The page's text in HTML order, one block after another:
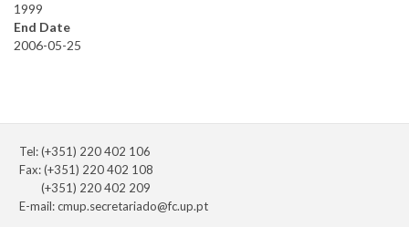
1999
End Date
2006-05-25
Tel: (+351) 220 402 106
Fax: (+351) 220 402 108
(+351) 220 402 209
E-mail:cmup.secretariado@fc.up.pt